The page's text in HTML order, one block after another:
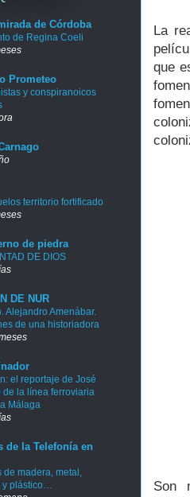
La
que
Son
de Córdoba
de Regina Coeli
Prometeo
y conspiranoicos
territorio fortificado
de piedra
DE DIOS
DE NUR
Alejandro Amenábar.
de una historiadora
el reportaje de José
de la línea ferroviaria
Málaga
de la Telefonía en
de madera, metal,
y plástico…